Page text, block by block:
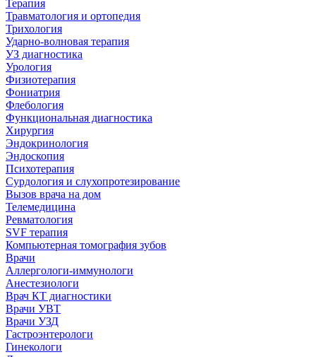
Терапия
Травматология и ортопедия
Трихология
Ударно-волновая терапия
УЗ диагностика
Урология
Физиотерапия
Фониатрия
Флебология
Функциональная диагностика
Хирургия
Эндокринология
Эндоскопия
Психотерапия
Сурдология и слухопротезирование
Вызов врача на дом
Телемедицина
Ревматология
SVF терапия
Компьютерная томография зубов
Врачи
Аллергологи-иммунологи
Анестезиологи
Врач КТ диагностики
Врачи УВТ
Врачи УЗД
Гастроэнтерологи
Гинекологи